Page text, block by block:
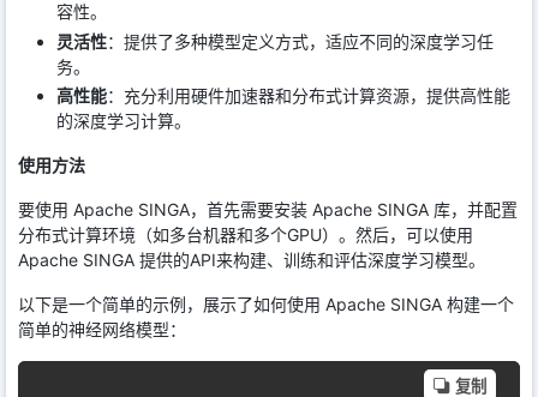
容性。
灵活性：提供了多种模型定义方式，适应不同的深度学习任
务。
高性能：充分利用硬件加速器和分布式计算资源，提供高性能
的深度学习计算。
使用方法
要使用 Apache SINGA，首先需要安装 Apache SINGA 库，并配置
分布式计算环境（如多台机器和多个GPU）。然后，可以使用
Apache SINGA 提供的API来构建、训练和评估深度学习模型。
以下是一个简单的示例，展示了如何使用 Apache SINGA 构建一个
简单的神经网络模型：
复制